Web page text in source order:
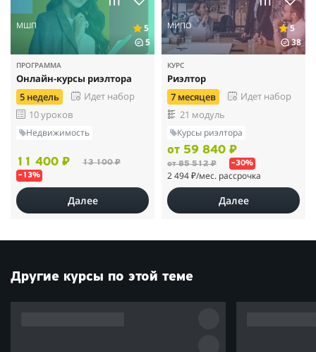
МШП
5
5
ПРОГРАММА
Онлайн-курсы риэлтора
5 недель
Идет набор
10 уроков
Недвижимость
11 400 ₽ 13 100 ₽
–13%
Далее
МИПО
5
38
КУРС
Риэлтор
7 месяцев
Идет набор
21 модуль
Курсы риэлтора
от 59 840 ₽
от 85 512 ₽ –30%
2 494 ₽/мес. рассрочка
Далее
Другие курсы по этой теме